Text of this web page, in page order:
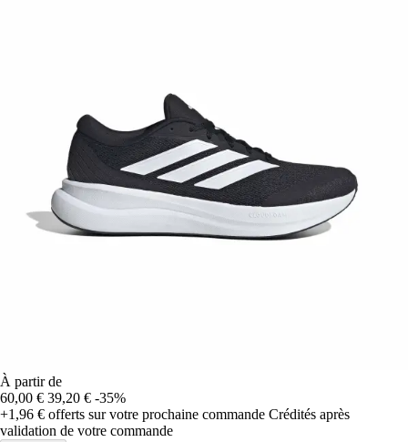
À partir de
60,00 € 39,20 € -35%
+1,96 € offerts sur votre prochaine commande Crédités après
validation de votre commande